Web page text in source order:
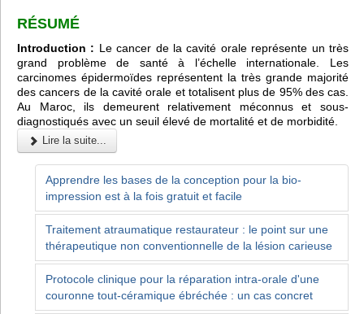
RÉSUMÉ
Introduction : Le cancer de la cavité orale représente un très
grand problème de santé à l’échelle internationale. Les
carcinomes épidermoïdes représentent la très grande majorité
des cancers de la cavité orale et totalisent plus de 95% des cas.
Au Maroc, ils demeurent relativement méconnus et sous-
diagnostiqués avec un seuil élevé de mortalité et de morbidité.
Lire la suite...
Apprendre les bases de la conception pour la bio-
impression est à la fois gratuit et facile
Traitement atraumatique restaurateur : le point sur une
thérapeutique non conventionnelle de la lésion carieuse
Protocole clinique pour la réparation intra-orale d'une
couronne tout-céramique ébréchée : un cas concret